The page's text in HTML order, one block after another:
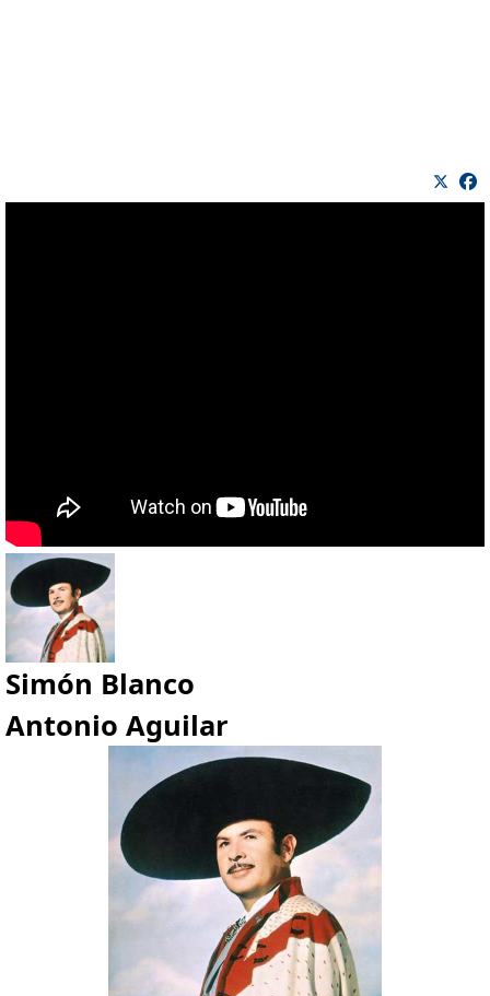
Simón Blanco
Antonio Aguilar